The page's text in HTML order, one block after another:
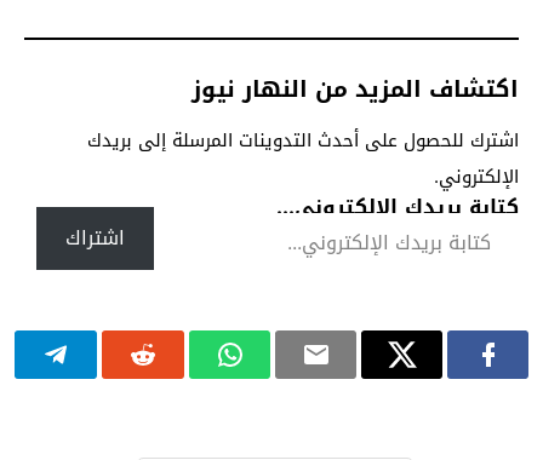
اكتشاف المزيد من النهار نيوز
اشترك للحصول على أحدث التدوينات المرسلة إلى بريدك
الإلكتروني.
كتابة بريدك الإلكتروني...
اشتراك